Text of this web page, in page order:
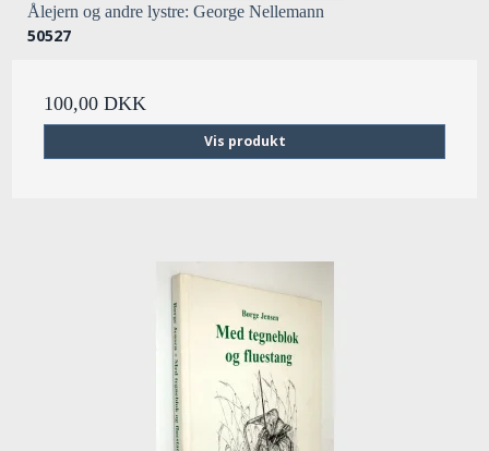
Ålejern og andre lystre: George Nellemann
50527
100,00 DKK
Vis produkt